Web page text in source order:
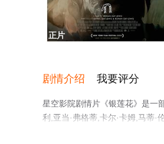
正片
剧情介绍 我要评分
星空影院剧情片《银莲花》是一
利,亚当·弗格蒂,卡尔·卡姆,马蒂